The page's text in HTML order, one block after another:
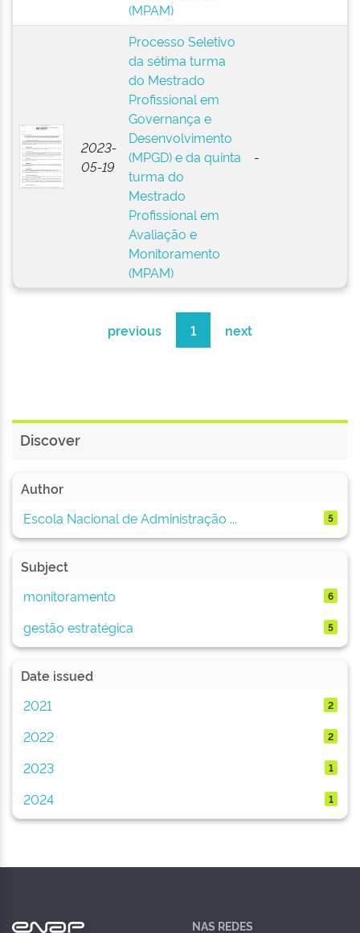
(MPAM)
2023-
05-19
Processo Seletivo
da sétima turma
do Mestrado
Profissional em
Governança e
Desenvolvimento
(MPGD) e da quinta
turma do
Mestrado
Profissional em
Avaliação e
Monitoramento
(MPAM)
-
previous 1 next
Discover
Author
Escola Nacional de Administração ...
5
Subject
monitoramento
6
gestão estratégica 5
Date issued
2021
2
2022 2
2023 1
2024 1
NAS REDES